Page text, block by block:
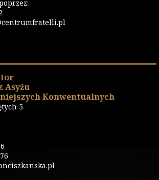
Asyżu
Konwentualnych
5